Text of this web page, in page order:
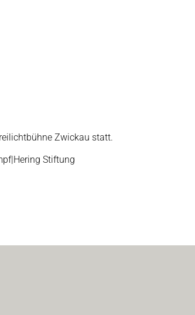
Zwickau statt.
Stiftung